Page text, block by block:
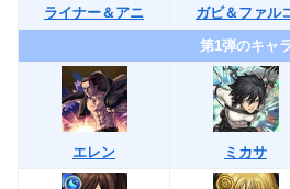
ライナー＆アニ ガビ＆ファル
第1弾のキャ
エレン ミカサ